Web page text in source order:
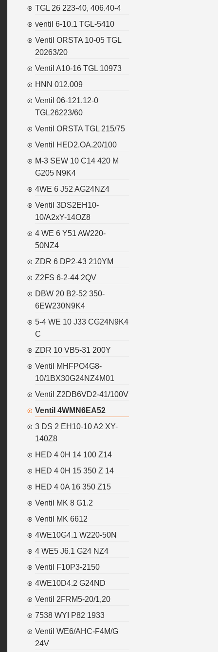
TGL 26 223-40, 406.40-4
ventil 6-10.1 TGL-5410
Ventil ORSTA 10-05 TGL
20263/20
Ventil A10-16 TGL 10973
HNN 012.009
Ventil 06-121.12-0
TGL26223/60
Ventil ORSTA TGL 215/75
Ventil HED2.OA.20/100
M-3 SEW 10 C14 420 M
G205 N9K4
4WE 6 J52 AG24NZ4
Ventil 3DS2EH10-
10/A2xY-14OZ8
4 WE 6 Y51 AW220-
50NZ4
ZDR 6 DP2-43 210YM
Z2FS 6-2-44 2QV
DBW 20 B2-52 350-
6EW230N9K4
5-4 WE 10 J33 CG24N9K4
C
ZDR 10 VB5-31 200Y
Ventil MHFPO4G8-
10/1BX30G24NZ4M01
Ventil Z2DB6VD2-41/100V
Ventil 4WMN6EA52
3 DS 2 EH10-10 A2 XY-
140Z8
HED 4 0H 14 100 Z14
HED 4 0H 15 350 Z 14
HED 4 0A 16 350 Z15
Ventil MK 8 G1.2
Ventil MK 6612
4WE10G4.1 W220-50N
4 WE5 J6.1 G24 NZ4
Ventil F10P3-2150
4WE10D4.2 G24ND
Ventil 2FRM5-20/1,20
7538 WYI P82 1933
Ventil WE6/AHC-F4M/G
24V